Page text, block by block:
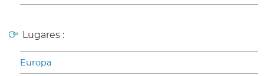
Lugares :
Europa